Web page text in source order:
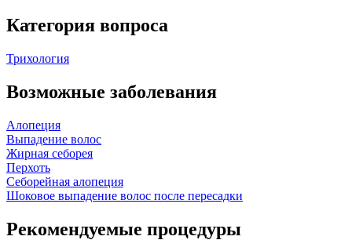
Категория вопроса
Трихология
Возможные заболевания
Алопеция
Выпадение волос
Жирная себорея
Перхоть
Себорейная алопеция
Шоковое выпадение волос после пересадки
Рекомендуемые процедуры